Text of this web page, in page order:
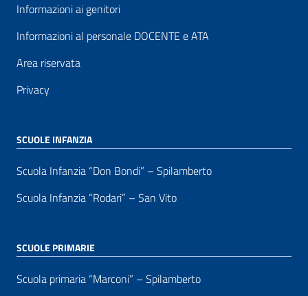
Informazioni ai genitori
Informazioni al personale DOCENTE e ATA
Area riservata
Privacy
SCUOLE INFANZIA
Scuola Infanzia “Don Bondi” – Spilamberto
Scuola Infanzia “Rodari” – San Vito
SCUOLE PRIMARIE
Scuola primaria “Marconi” – Spilamberto